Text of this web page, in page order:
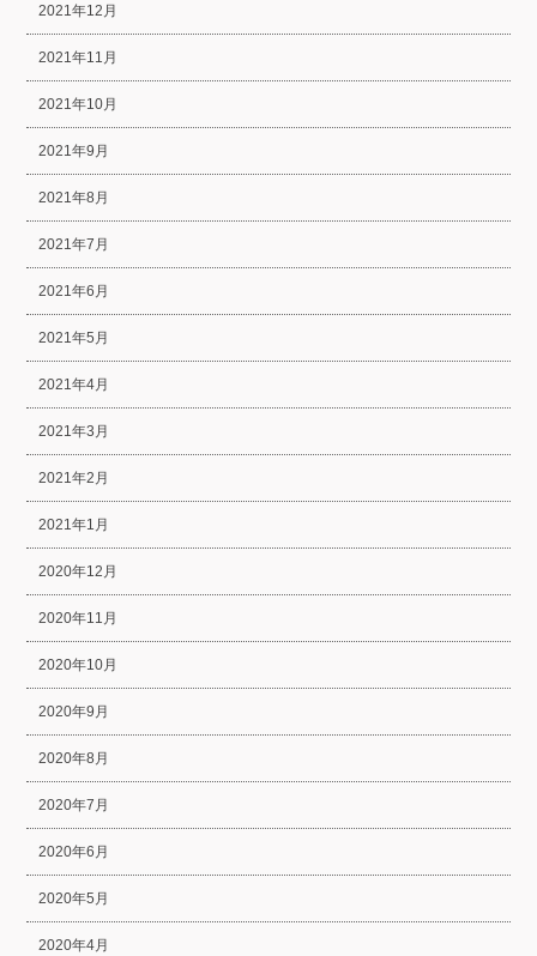
2021年12月
2021年11月
2021年10月
2021年9月
2021年8月
2021年7月
2021年6月
2021年5月
2021年4月
2021年3月
2021年2月
2021年1月
2020年12月
2020年11月
2020年10月
2020年9月
2020年8月
2020年7月
2020年6月
2020年5月
2020年4月